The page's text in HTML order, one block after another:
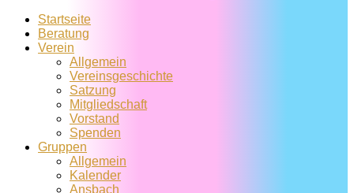
Startseite
Beratung
Verein
Allgemein
Vereins­geschichte
Satzung
Mitglied­schaft
Vorstand
Spenden
Gruppen
Allgemein
Kalender
Ansbach